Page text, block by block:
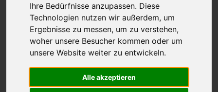
Ihre Bedürfnisse anzupassen. Diese
Technologien nutzen wir außerdem, um
Ergebnisse zu messen, um zu verstehen,
woher unsere Besucher kommen oder um
unsere Website weiter zu entwickeln.
Alle akzeptieren